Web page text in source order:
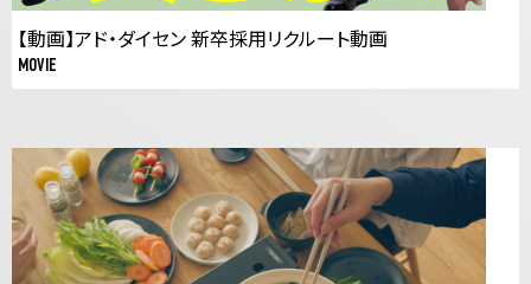
【動画】アド・ダイセン 新卒採用リクルート動画
MOVIE